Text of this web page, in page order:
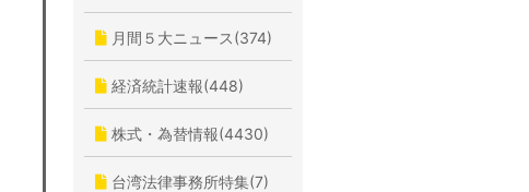
月間５大ニュース(374)
経済統計速報(448)
株式・為替情報(4430)
台湾法律事務所特集(7)